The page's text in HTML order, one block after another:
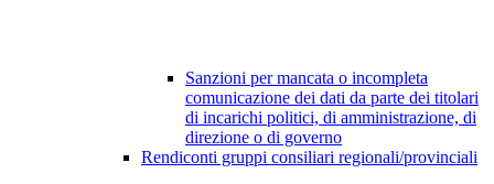
Sanzioni per mancata o incompleta
comunicazione dei dati da parte dei titolari
di incarichi politici, di amministrazione, di
direzione o di governo
Rendiconti gruppi consiliari regionali/provinciali